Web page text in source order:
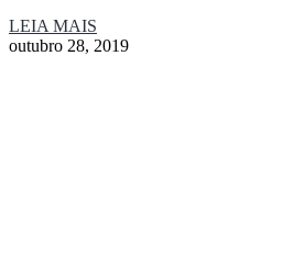
LEIA MAIS
outubro 28, 2019